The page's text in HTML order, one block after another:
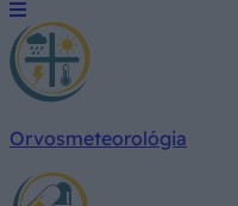
Orvosmeteorológia